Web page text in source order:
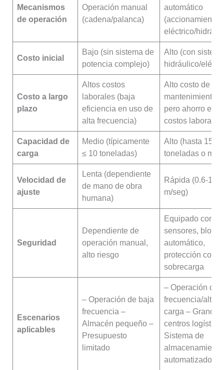
Mecanismos
de operación
Operación manual
(cadena/palanca)
automático
(accionamiento
eléctrico/
Costo inicial
Bajo (sin sistema de
potencia complejo)
Alto (con
hidráulico/
Costo a largo
plazo
Altos costos
laborales (baja
eficiencia en uso de
alta frecuencia)
Alto costo de
mantenimiento
pero ahorro en
costos laborales
Capacidad de
carga
Medio (típicamente
≤ 10 toneladas)
Alto (hasta 15
toneladas o
Velocidad de
ajuste
Lenta (dependiente
de mano de obra
humana)
Rápida (0.6-1.2
m/seg)
Seguridad
Dependiente de
operación manual,
alto riesgo
Equipado con
sensores,
automático,
protección
sobrecarga
Escenarios
aplicables
– Operación de baja
frecuencia –
Almacén pequeño –
Presupuesto
limitado
– Operación de
frecuencia/alta
carga – Grandes
centros
Sistema de
almacenamiento
automatizado